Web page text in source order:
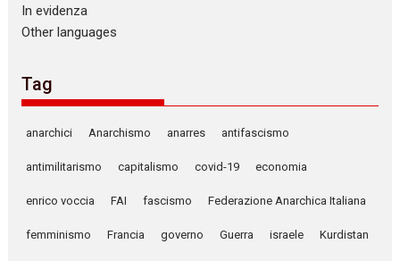
In evidenza
Other languages
Tag
anarchici Anarchismo anarres antifascismo
antimilitarismo capitalismo covid-19 economia
enrico voccia FAI fascismo Federazione Anarchica Italiana
femminismo Francia governo Guerra israele Kurdistan